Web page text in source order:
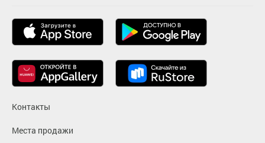
Контакты
Места продажи